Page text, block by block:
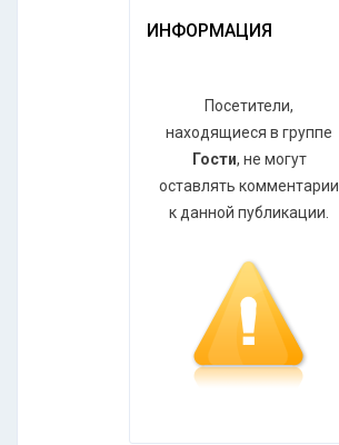
ИНФОРМАЦИЯ
Посетители,
находящиеся в группе
Гости, не могут
оставлять комментарии
к данной публикации.